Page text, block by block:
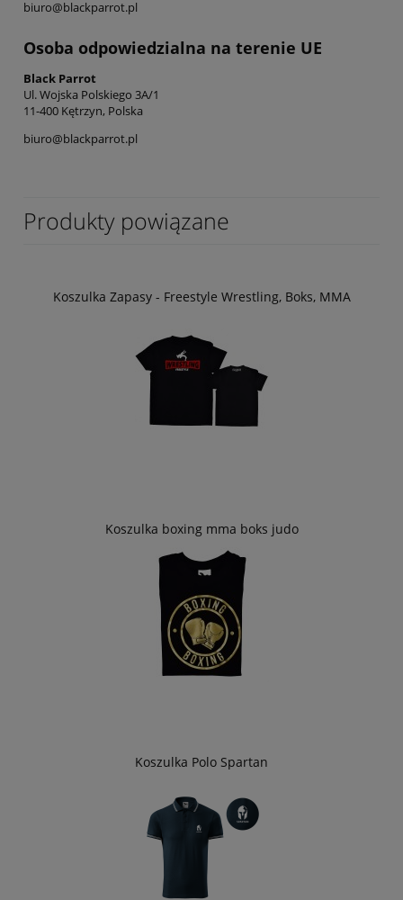
biuro@blackparrot.pl
Osoba odpowiedzialna na terenie UE
Black Parrot
Ul. Wojska Polskiego 3A/1
11-400 Kętrzyn, Polska
biuro@blackparrot.pl
Produkty powiązane
Koszulka Zapasy - Freestyle Wrestling, Boks, MMA
Koszulka boxing mma boks judo
Koszulka Polo Spartan